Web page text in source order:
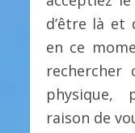
d’être là et
en ce
rechercher
physique,
raison de